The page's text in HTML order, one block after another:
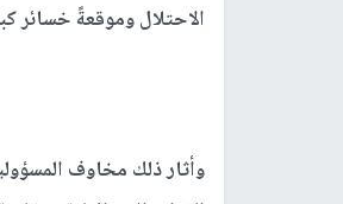
الاحتلال وموقعةً خسائر
وأثار ذلك مخاوف